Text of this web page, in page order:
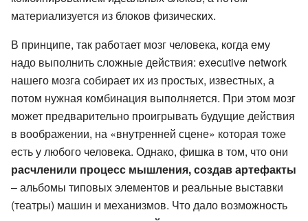
материализуется из блоков физических.
В принципе, так работает мозг человека, когда ему
надо выполнить сложные действия: executive network
нашего мозга собирает их из простых, известных, а
потом нужная комбинация выполняется. При этом мозг
может предварительно проигрывать будущие действия
в воображении, на «внутренней сцене» которая тоже
есть у любого человека. Однако, фишка в том, что они
расчленили процесс мышления, создав артефакты
– альбомы типовых элементов и реальные выставки
(театры) машин и механизмов. Что дало возможность